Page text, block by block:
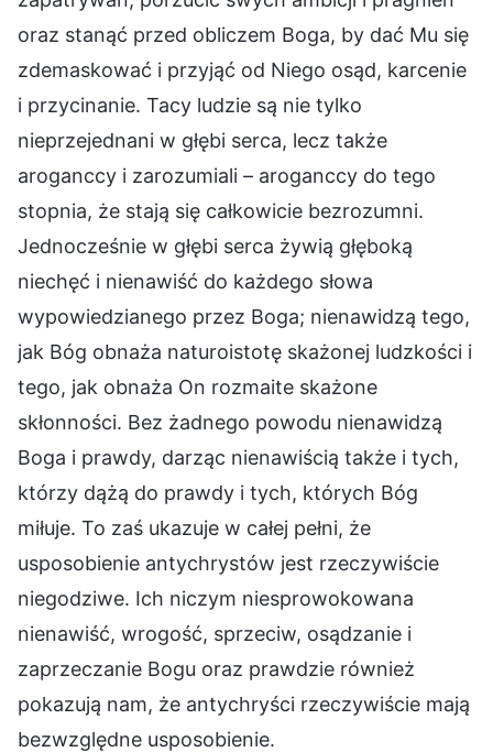
oraz stanąć przed obliczem Boga, by dać Mu się
zdemaskować i przyjąć od Niego osąd, karcenie
i przycinanie. Tacy ludzie są nie tylko
nieprzejednani w głębi serca, lecz także
aroganccy i zarozumiali – aroganccy do tego
stopnia, że stają się całkowicie bezrozumni.
Jednocześnie w głębi serca żywią głęboką
niechęć i nienawiść do każdego słowa
wypowiedzianego przez Boga; nienawidzą tego,
jak Bóg obnaża naturoistotę skażonej ludzkości i
tego, jak obnaża On rozmaite skażone
skłonności. Bez żadnego powodu nienawidzą
Boga i prawdy, darząc nienawiścią także i tych,
którzy dążą do prawdy i tych, których Bóg
miłuje. To zaś ukazuje w całej pełni, że
usposobienie antychrystów jest rzeczywiście
niegodziwe. Ich niczym niesprowokowana
nienawiść, wrogość, sprzeciw, osądzanie i
zaprzeczanie Bogu oraz prawdzie również
pokazują nam, że antychryści rzeczywiście mają
bezwzględne usposobienie.